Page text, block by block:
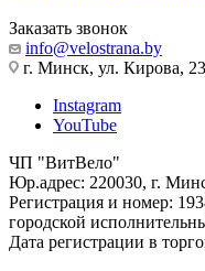
Заказать звонок
info@velostrana.by
г. Минск, ул. Кирова, 23
Instagram
YouTube
ЧП "ВитВело"
Юр.адрес: 220030, г.
Регистрация и номер:
городской
Дата регистрации в